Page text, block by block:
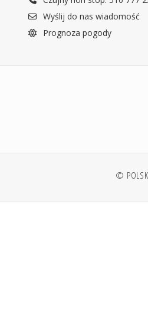
Wyślij do nas wiadomość
Prognoza pogody
©